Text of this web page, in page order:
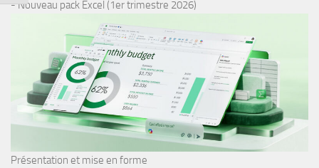
- Nouveau pack Excel (1er trimestre 2026)
Présentation et mise en forme